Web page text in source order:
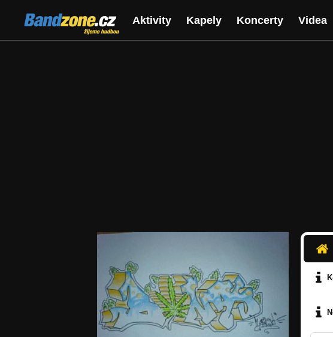
Bandzone.cz
žijeme hudbou
Aktivity Kapely Koncerty Videa